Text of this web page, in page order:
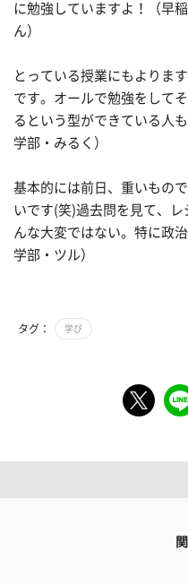
に勉強していますよ！（早
ん）
とっている授業にもよりま
です。オールで勉強をして
るという型ができている人
学部・みるく）
基本的には前日、重いもの
いです(笑)過去問を見て、
んな大変ではない。特に政
学部・ツル）
タグ： 学び